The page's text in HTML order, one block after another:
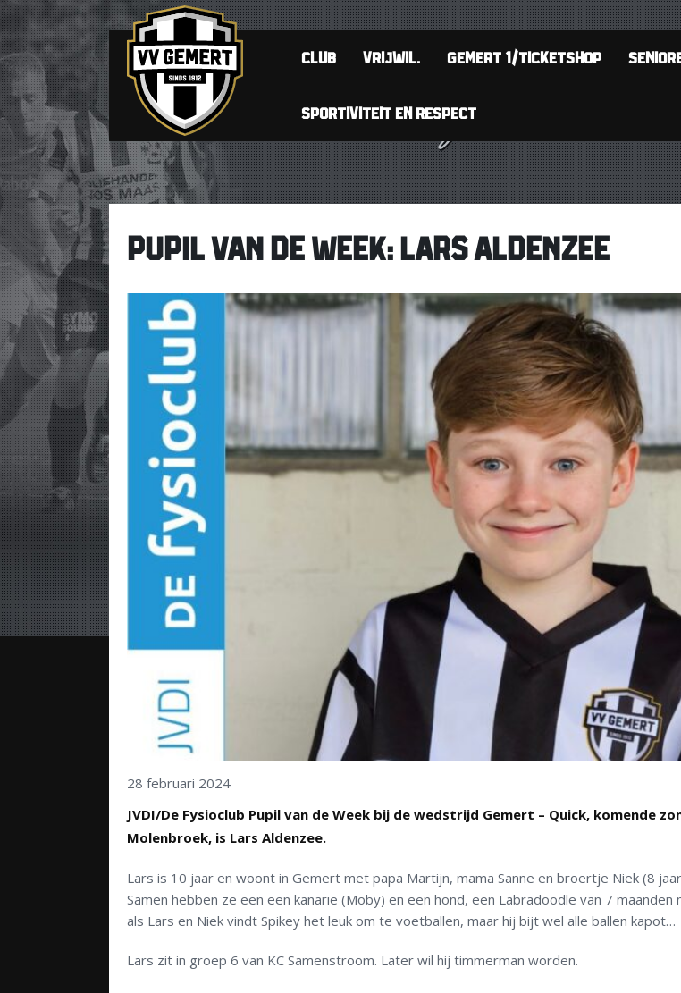
CLUB VRIJWIL. GEMERT 1/TICKETSHOP
SPORTIVITEIT EN RESPECT
PUPIL VAN DE WEEK: LARS ALDENZEE
28 februari 2024
JVDI/De Fysioclub Pupil van de Week bij de wedstrijd Gemert – Quick, komende
Molenbroek, is Lars Aldenzee.
Lars is 10 jaar en woont in Gemert met papa Martijn, mama Sanne en broertje Niek (8
Samen hebben ze een een kanarie (Moby) en een hond, een Labradoodle van 7 maanden
als Lars en Niek vindt Spikey het leuk om te voetballen, maar hij bijt wel alle ballen kapot…
Lars zit in groep 6 van KC Samenstroom. Later wil hij timmerman worden.